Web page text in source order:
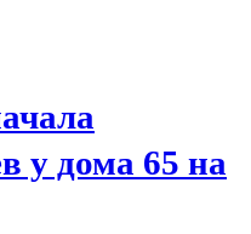
у дома 65 на